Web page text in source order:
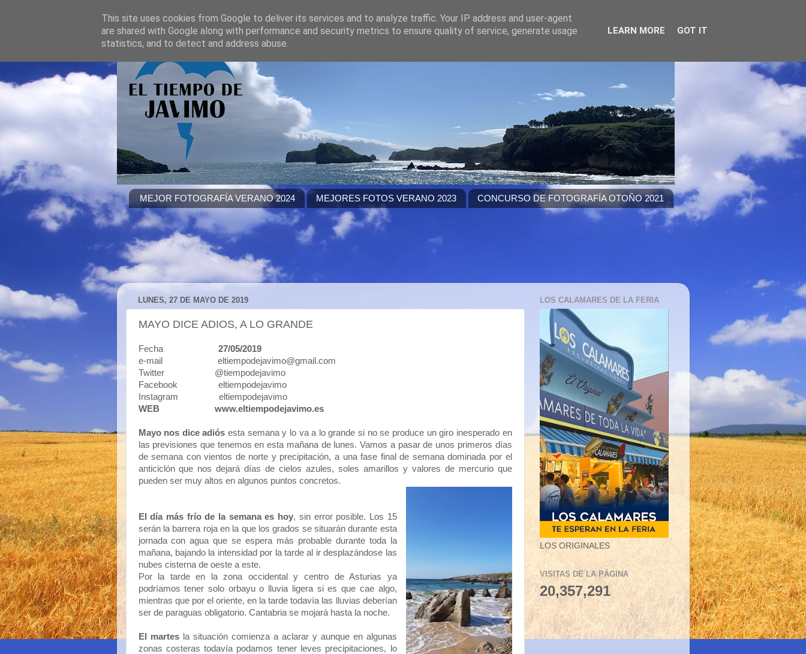
MEJOR FOTOGRAFÍA VERANO 2024 MEJORES FOTOS VERANO 2023 CONCURSO DE FOTOGRAFÍA OTOÑO 2021
LUNES, 27 DE MAYO DE 2019
MAYO DICE ADIOS, A LO GRANDE
Fecha 27/05/2019
e-mail eltiempodejavimo@gmail.com
Twitter @tiempodejavimo
Facebook eltiempodejavimo
Instagram eltiempodejavimo
WEB
www.eltiempodejavimo.es
Mayo nos dice adiós esta semana y lo va a lo grande si no se produce un giro inesperado en
las previsiones que tenemos en esta mañana de lunes. Vamos a pasar de unos primeros días
de semana con vientos de norte y precipitación, a una fase final de semana dominada por el
anticiclón que nos dejará días de cielos azules, soles amarillos y valores de mercurio que
pueden ser muy altos en algunos puntos concretos.
El día más frío de la semana es hoy, sin error posible. Los 15
serán la barrera roja en la que los grados se situarán durante esta
jornada con agua que se espera más probable durante toda la
mañana, bajando la intensidad por la tarde al ir desplazándose las
nubes cisterna de oeste a este.
Por la tarde en la zona occidental y centro de Asturias ya
podríamos tener solo orbayu o lluvia ligera si es que cae algo,
mientras que por el oriente, en la tarde todavía las lluvias deberían
ser de paraguas obligatorio. Cantabria se mojará hasta la noche.
El martesla situación comienza a aclarar y aunque en algunas
zonas costeras todavía podamos tener leves precipitaciones, lo
LOS CALAMARES DE LA FERIA
LOS ORIGINALES
VISITAS DE LA PÁGINA
20,357,291
This site uses cookies from Google to deliver its services and to analyze traffic. Your IP address and user-agent
are shared with Google along with performance and security metrics to ensure quality of service, generate usage
statistics, and to detect and address abuse.
LEARN MORE GOT IT